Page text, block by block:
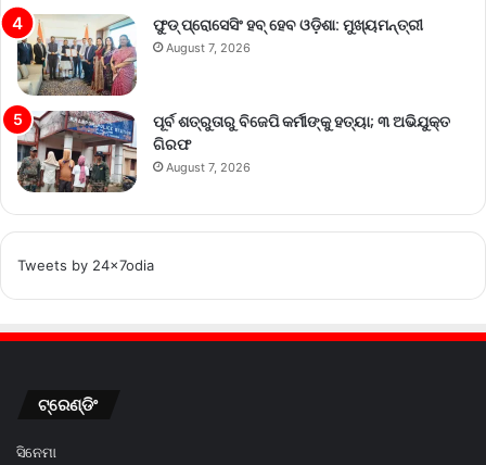
ଫୁଡ୍ ପ୍ରୋସେସିଂ ହବ୍ ହେବ ଓଡ଼ିଶା: ମୁଖ୍ୟମନ୍ତ୍ରୀ
August 7, 2026
ପୂର୍ବ ଶତ୍ରୁତାରୁ ବିଜେପି କର୍ମୀଙ୍କୁ ହତ୍ୟା; ୩ ଅଭିଯୁକ୍ତ
ଗିରଫ
August 7, 2026
Tweets by 24x7odia
ଟ୍ରେଣ୍ଡିଂ
ସିନେମା